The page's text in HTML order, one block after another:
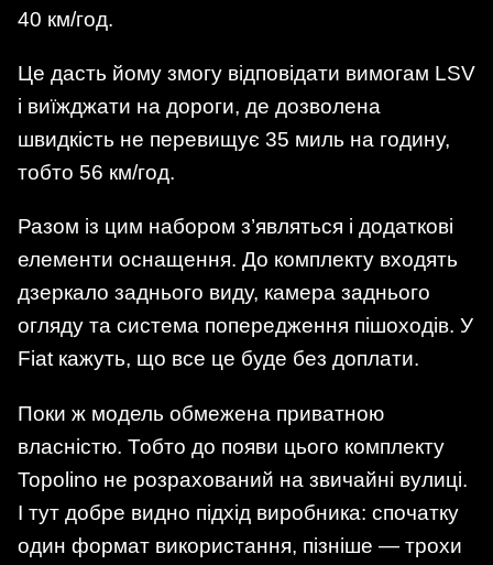
40 км/год.
Це дасть йому змогу відповідати вимогам LSV
і виїжджати на дороги, де дозволена
швидкість не перевищує 35 миль на годину,
тобто 56 км/год.
Разом із цим набором з’являться і додаткові
елементи оснащення. До комплекту входять
дзеркало заднього виду, камера заднього
огляду та система попередження пішоходів. У
Fiat кажуть, що все це буде без доплати.
Поки ж модель обмежена приватною
власністю. Тобто до появи цього комплекту
Topolino не розрахований на звичайні вулиці.
І тут добре видно підхід виробника: спочатку
один формат використання, пізніше — трохи